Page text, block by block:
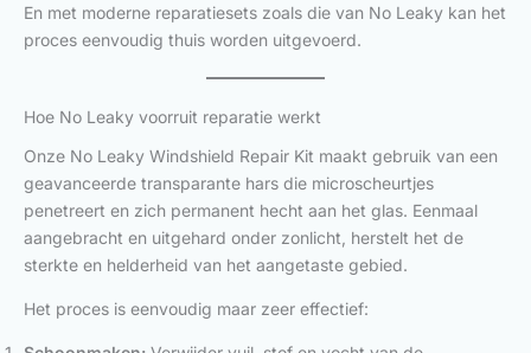
En met moderne reparatiesets zoals die van No Leaky kan het
proces eenvoudig thuis worden uitgevoerd.
Hoe No Leaky voorruit reparatie werkt
Onze No Leaky Windshield Repair Kit maakt gebruik van een
geavanceerde transparante hars die microscheurtjes
penetreert en zich permanent hecht aan het glas. Eenmaal
aangebracht en uitgehard onder zonlicht, herstelt het de
sterkte en helderheid van het aangetaste gebied.
Het proces is eenvoudig maar zeer effectief: